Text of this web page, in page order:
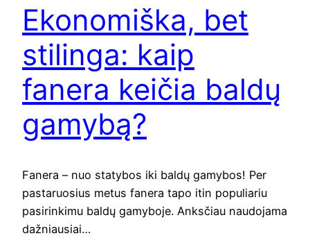
Ekonomiška, bet
stilinga: kaip
fanera keičia baldų
gamybą?
Fanera – nuo statybos iki baldų gamybos! Per
pastaruosius metus fanera tapo itin populiariu
pasirinkimu baldų gamyboje. Anksčiau naudojama
dažniausiai…